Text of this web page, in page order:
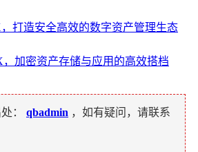
打造安全高效的数字资产管理生态
，加密资产存储与应用的高效搭档
： qbadmin ，如有疑问，请联系